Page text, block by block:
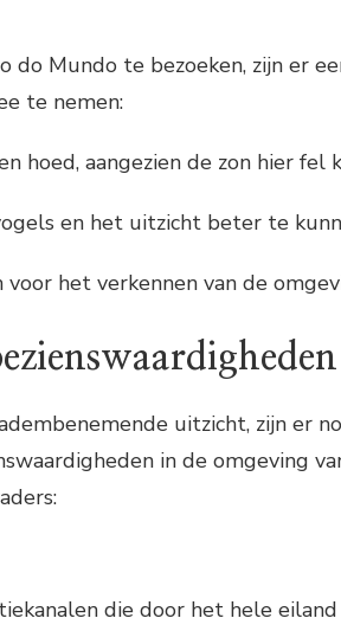
do Mundo te bezoeken, zijn er
te nemen:
hoed, aangezien de zon hier fel
en het uitzicht beter te
het verkennen van de
uitzicht, zijn er
in de omgeving
die door het hele